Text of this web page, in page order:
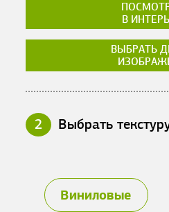
В
ВЫБРАТЬ
2 Выбрать
Виниловые